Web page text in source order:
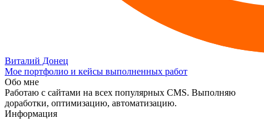
Виталий Донец
Мое портфолио и кейсы выполненных работ
Обо мне
Работаю с сайтами на всех популярных CMS. Выполняю
доработки, оптимизацию, автоматизацию.
Информация